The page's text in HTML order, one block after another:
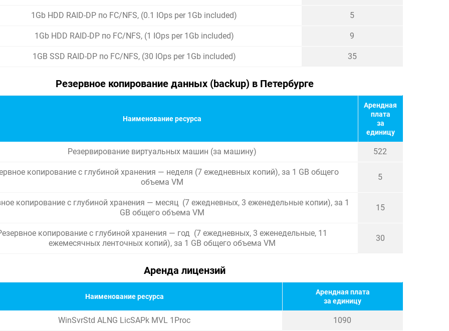
1Gb HDD RAID-DP по FC/NFS, (0.1 IOps per 1Gb included) 5
1Gb HDD RAID-DP по FC/NFS, (1 IOps per 1Gb included) 9
1GB SSD RAID-DP по FC/NFS, (30 IOps per 1Gb included) 35
Резервное копирование данных (backup) в Петербурге
Наименование ресурса
Арендная
плата
за
единицу
Резервирование виртуальных машин (за машину) 522
копирование с глубиной хранения — неделя (7 ежедневных копий), за 1 GB общего
объема VM
5
копирование с глубиной хранения — месяц (7 ежедневных, 3 еженедельные копии), за 1
GB общего объема VM
15
копирование с глубиной хранения — год (7 ежедневных, 3 еженедельные, 11
ежемесячных ленточных копий), за 1 GB общего объема VM
30
Аренда лицензий
Наименование ресурса
Арендная плата
за единицу
WinSvrStd ALNG LicSAPk MVL 1Proc 1090